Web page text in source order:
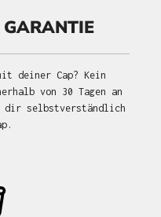
deiner Cap? Kein
von 30 Tagen an
dir selbstverständlich